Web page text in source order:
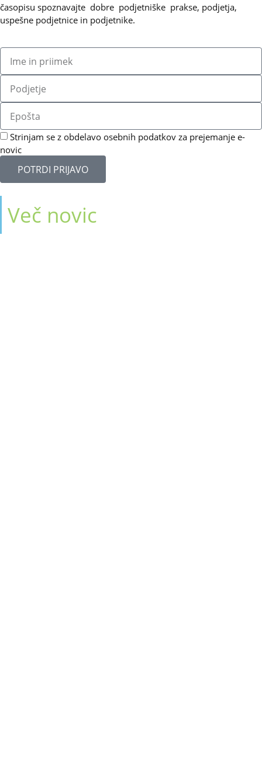
časopisu spoznavajte dobre podjetniške prakse, podjetja,
uspešne podjetnice in podjetnike.
Strinjam se z obdelavo osebnih podatkov za prejemanje e-
novic
POTRDI PRIJAVO
Več novic